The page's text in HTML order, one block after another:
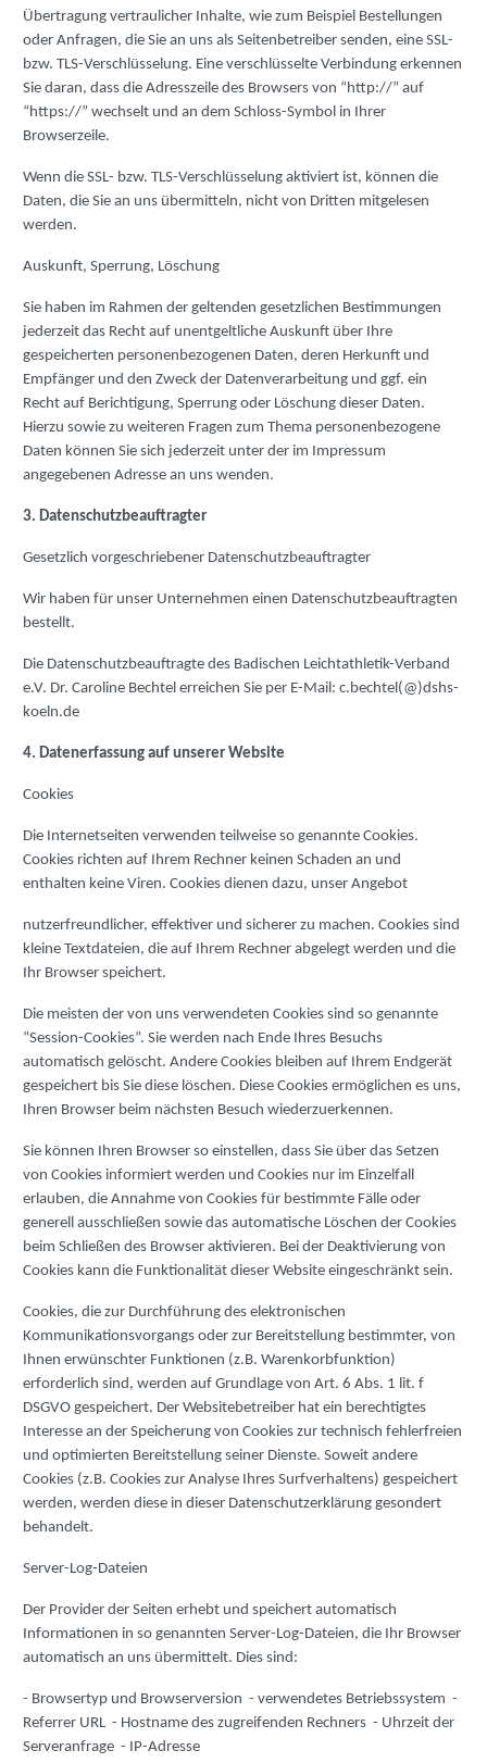
Übertragung vertraulicher Inhalte, wie zum Beispiel Bestellungen
oder Anfragen, die Sie an uns als Seitenbetreiber senden, eine SSL-
bzw. TLS-Verschlüsselung. Eine verschlüsselte Verbindung erkennen
Sie daran, dass die Adresszeile des Browsers von “http://” auf
“https://” wechselt und an dem Schloss-Symbol in Ihrer
Browserzeile.
Wenn die SSL- bzw. TLS-Verschlüsselung aktiviert ist, können die
Daten, die Sie an uns übermitteln, nicht von Dritten mitgelesen
werden.
Auskunft, Sperrung, Löschung
Sie haben im Rahmen der geltenden gesetzlichen Bestimmungen
jederzeit das Recht auf unentgeltliche Auskunft über Ihre
gespeicherten personenbezogenen Daten, deren Herkunft und
Empfänger und den Zweck der Datenverarbeitung und ggf. ein
Recht auf Berichtigung, Sperrung oder Löschung dieser Daten.
Hierzu sowie zu weiteren Fragen zum Thema personenbezogene
Daten können Sie sich jederzeit unter der im Impressum
angegebenen Adresse an uns wenden.
3. Datenschutzbeauftragter
Gesetzlich vorgeschriebener Datenschutzbeauftragter
Wir haben für unser Unternehmen einen Datenschutzbeauftragten
bestellt.
Die Datenschutzbeauftragte des Badischen Leichtathletik-Verband
e.V. Dr. Caroline Bechtel erreichen Sie per E-Mail: c.bechtel(@)dshs-
koeln.de
4. Datenerfassung auf unserer Website
Cookies
Die Internetseiten verwenden teilweise so genannte Cookies.
Cookies richten auf Ihrem Rechner keinen Schaden an und
enthalten keine Viren. Cookies dienen dazu, unser Angebot
nutzerfreundlicher, effektiver und sicherer zu machen. Cookies sind
kleine Textdateien, die auf Ihrem Rechner abgelegt werden und die
Ihr Browser speichert.
Die meisten der von uns verwendeten Cookies sind so genannte
“Session-Cookies”. Sie werden nach Ende Ihres Besuchs
automatisch gelöscht. Andere Cookies bleiben auf Ihrem Endgerät
gespeichert bis Sie diese löschen. Diese Cookies ermöglichen es uns,
Ihren Browser beim nächsten Besuch wiederzuerkennen.
Sie können Ihren Browser so einstellen, dass Sie über das Setzen
von Cookies informiert werden und Cookies nur im Einzelfall
erlauben, die Annahme von Cookies für bestimmte Fälle oder
generell ausschließen sowie das automatische Löschen der Cookies
beim Schließen des Browser aktivieren. Bei der Deaktivierung von
Cookies kann die Funktionalität dieser Website eingeschränkt sein.
Cookies, die zur Durchführung des elektronischen
Kommunikationsvorgangs oder zur Bereitstellung bestimmter, von
Ihnen erwünschter Funktionen (z.B. Warenkorbfunktion)
erforderlich sind, werden auf Grundlage von Art. 6 Abs. 1 lit. f
DSGVO gespeichert. Der Websitebetreiber hat ein berechtigtes
Interesse an der Speicherung von Cookies zur technisch fehlerfreien
und optimierten Bereitstellung seiner Dienste. Soweit andere
Cookies (z.B. Cookies zur Analyse Ihres Surfverhaltens) gespeichert
werden, werden diese in dieser Datenschutzerklärung gesondert
behandelt.
Server-Log-Dateien
Der Provider der Seiten erhebt und speichert automatisch
Informationen in so genannten Server-Log-Dateien, die Ihr Browser
automatisch an uns übermittelt. Dies sind:
- Browsertyp und Browserversion - verwendetes Betriebssystem -
Referrer URL - Hostname des zugreifenden Rechners - Uhrzeit der
Serveranfrage - IP-Adresse